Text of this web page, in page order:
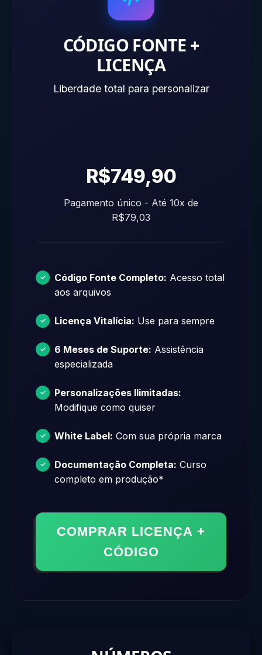
CÓDIGO FONTE +
LICENÇA
Liberdade total para personalizar
R$749,90
Pagamento único - Até 10x de
R$79,03
Código Fonte Completo: Acesso total
aos arquivos
Licença Vitalícia: Use para sempre
6 Meses de Suporte: Assistência
especializada
Personalizações Ilimitadas:
Modifique como quiser
White Label: Com sua própria marca
Documentação Completa: Curso
completo em produção*
COMPRAR LICENÇA +
CÓDIGO